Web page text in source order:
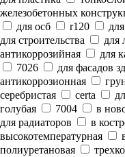
железобетонных
для осб
r120
для строительства
для
антикоррозийная
для
7026
для фасадов
антикоррозионная
серебристая
certa
голубая
7004 в
для радиаторов
в
высокотемпературная
полиуретановая